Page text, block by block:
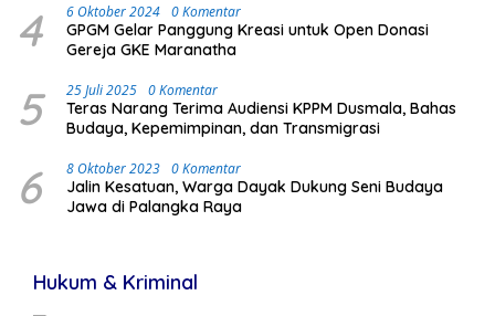
4 6 Oktober 2024 0 Komentar
GPGM Gelar Panggung Kreasi untuk Open Donasi
Gereja GKE Maranatha
5 25 Juli 2025 0 Komentar
Teras Narang Terima Audiensi KPPM Dusmala, Bahas
Budaya, Kepemimpinan, dan Transmigrasi
6 8 Oktober 2023 0 Komentar
Jalin Kesatuan, Warga Dayak Dukung Seni Budaya
Jawa di Palangka Raya
Hukum & Kriminal